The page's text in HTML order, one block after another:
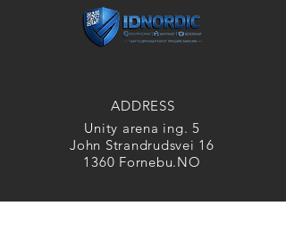
ADDRESS
Unity arena ing. 5
John Strandrudsvei 16
1360 Fornebu.NO